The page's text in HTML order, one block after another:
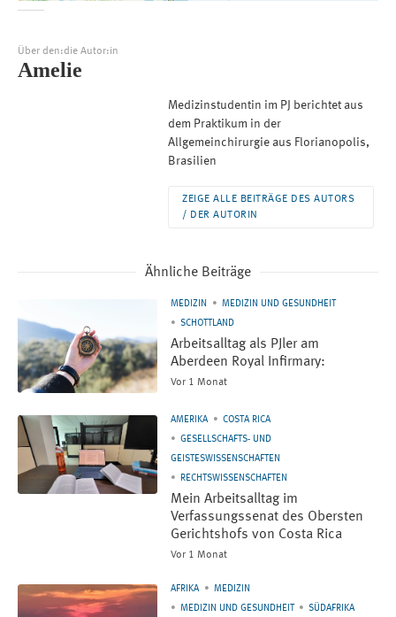
Über den:die Autor:in
Amelie
Medizinstudentin im PJ berichtet aus
dem Praktikum in der
Allgemeinchirurgie aus Florianopolis,
Brasilien
ZEIGE ALLE BEITRÄGE DES AUTORS
/ DER AUTORIN
Ähnliche Beiträge
MEDIZIN
MEDIZIN UND GESUNDHEIT
SCHOTTLAND
Arbeitsalltag als PJler am
Aberdeen Royal Infirmary:
Vor 1 Monat
AMERIKA
COSTA RICA
GESELLSCHAFTS- UND
GEISTESWISSENSCHAFTEN
RECHTSWISSENSCHAFTEN
Mein Arbeitsalltag im
Verfassungssenat des Obersten
Gerichtshofs von Costa Rica
Vor 1 Monat
AFRIKA
MEDIZIN
MEDIZIN UND GESUNDHEIT
SÜDAFRIKA